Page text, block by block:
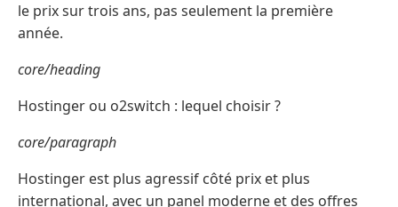
le prix sur trois ans, pas seulement la première
année.
core/heading
Hostinger ou o2switch : lequel choisir ?
core/paragraph
Hostinger est plus agressif côté prix et plus
international, avec un panel moderne et des offres